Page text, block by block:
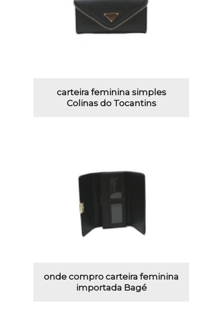
carteira feminina simples
Colinas do Tocantins
onde compro carteira feminina
importada Bagé